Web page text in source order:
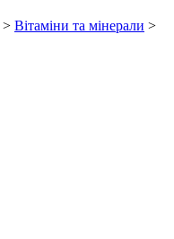
> Вітаміни та мінерали >